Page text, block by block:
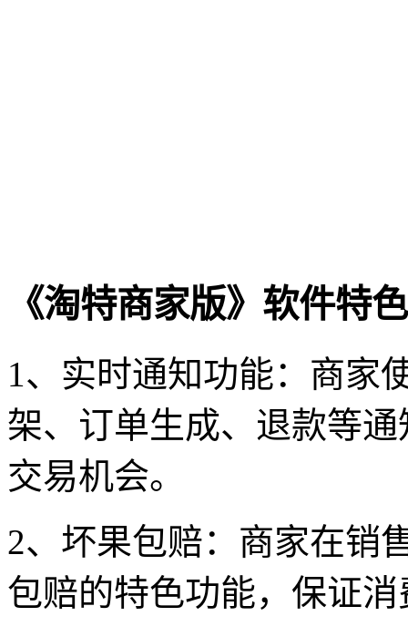
《淘特商家版》软件特
1、实时通知功能：商家
架、订单生成、退款等
交易机会。
2、坏果包赔：商家在销
包赔的特色功能，保证